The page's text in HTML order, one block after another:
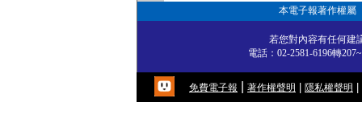
本電子報著作權屬
若您對內容有任何建
電話：02-2581-6196轉
免費電子報 著作權聲明 隱私權聲明